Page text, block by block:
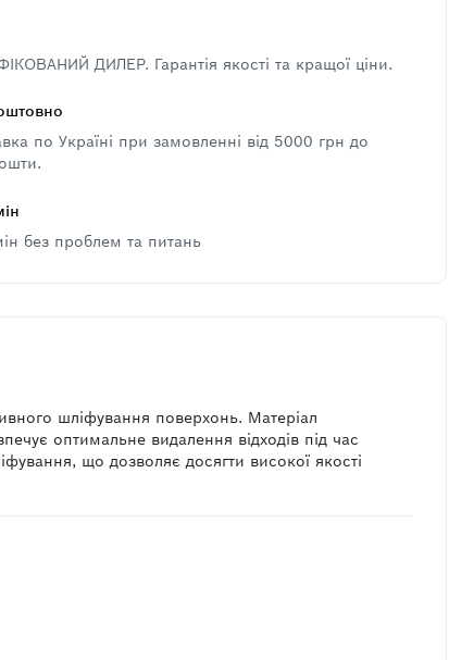
ДИЛЕР. Гарантія якості та кращої ціни.
по Україні при замовленні від 5000 грн до
без проблем та питань
шліфування поверхонь. Матеріал
оптимальне видалення відходів під час
що дозволяє досягти високої якості